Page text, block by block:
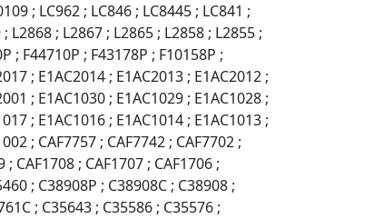
; LC962 ; LC846 ; LC8445 ; LC841 ;
L2868 ; L2867 ; L2865 ; L2858 ; L2855 ;
; F44710P ; F43178P ; F10158P ;
; E1AC2014 ; E1AC2013 ; E1AC2012 ;
; E1AC1030 ; E1AC1029 ; E1AC1028 ;
; E1AC1016 ; E1AC1014 ; E1AC1013 ;
; CAF7757 ; CAF7742 ; CAF7702 ;
; CAF1708 ; CAF1707 ; CAF1706 ;
; C38908P ; C38908C ; C38908 ;
; C35643 ; C35586 ; C35576 ;